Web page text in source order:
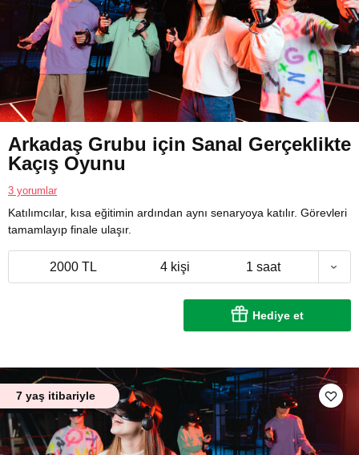
Arkadaş Grubu için Sanal Gerçeklikte
Kaçış Oyunu
3 yorumlar
Katılımcılar, kısa eğitimin ardından aynı senaryoya katılır. Görevleri
tamamlayıp finale ulaşır.
2000 TL 4 kişi 1 saat
Hediye et
7 yaş itibariyle